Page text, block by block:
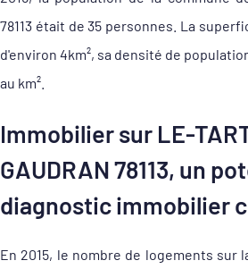
78113 était de 35 personnes. La
d'environ 4km², sa densité de
au km².
Immobilier sur LE-
GAUDRAN 78113, un
diagnostic immobilier
En 2015, le nombre de logements sur